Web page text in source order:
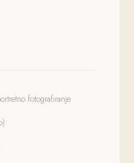
fotografiranje